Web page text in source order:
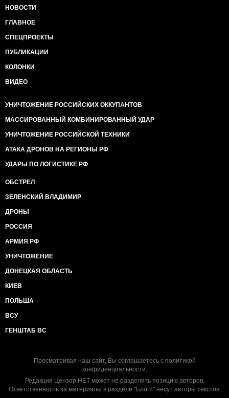
НОВОСТИ
ГЛАВНОЕ
СПЕЦПРОЕКТЫ
ПУБЛИКАЦИИ
КОЛОНКИ
ВИДЕО
УНИЧТОЖЕНИЕ РОССИЙСКИХ ОККУПАНТОВ
МАССИРОВАННЫЙ КОМБИНИРОВАННЫЙ УДАР
УНИЧТОЖЕНИЕ РОССИЙСКОЙ ТЕХНИКИ
АТАКА ДРОНОВ НА РЕГИОНЫ РФ
УДАРЫ ПО ЛОГИСТИКЕ РФ
ОБСТРЕЛ
ЗЕЛЕНСКИЙ ВЛАДИМИР
ДРОНЫ
РОССИЯ
АРМИЯ РФ
УНИЧТОЖЕНИЕ
ДОНЕЦКАЯ ОБЛАСТЬ
КИЕВ
ПОЛЬША
ВСУ
ГЕНШТАБ ВС
Просматривая наш сайт, Вы соглашаетесь с политикой
конфиденциальности.
Редакция Цензор.НЕТ может не разделять позицию авторов.
Ответственность за материалы в разделе "Блоги" несут авторы текстов.